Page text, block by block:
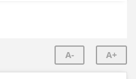
A- A+